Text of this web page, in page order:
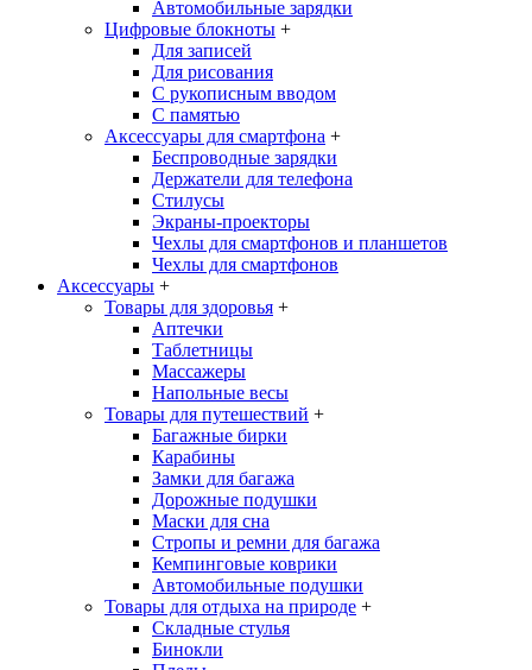
Автомобильные зарядки
Цифровые блокноты +
Для записей
Для рисования
С рукописным вводом
С памятью
Аксессуары для смартфона +
Беспроводные зарядки
Держатели для телефона
Стилусы
Экраны-проекторы
Чехлы для смартфонов и планшетов
Чехлы для смартфонов
Аксессуары +
Товары для здоровья +
Аптечки
Таблетницы
Массажеры
Напольные весы
Товары для путешествий +
Багажные бирки
Карабины
Замки для багажа
Дорожные подушки
Маски для сна
Стропы и ремни для багажа
Кемпинговые коврики
Автомобильные подушки
Товары для отдыха на природе +
Складные стулья
Бинокли